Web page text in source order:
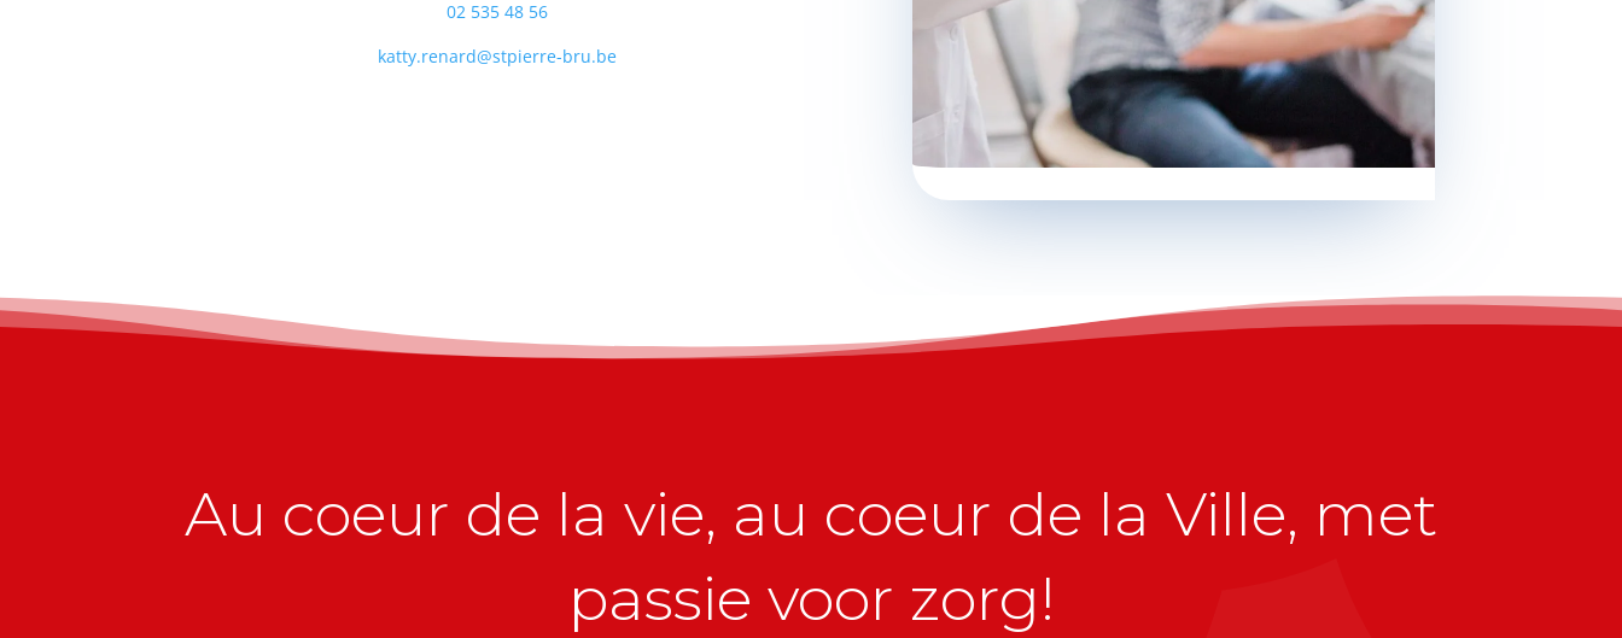
02 535 48 56
katty.renard@stpierre-bru.be
Au coeur de la vie, au coeur de la Ville, met
passie voor zorg!